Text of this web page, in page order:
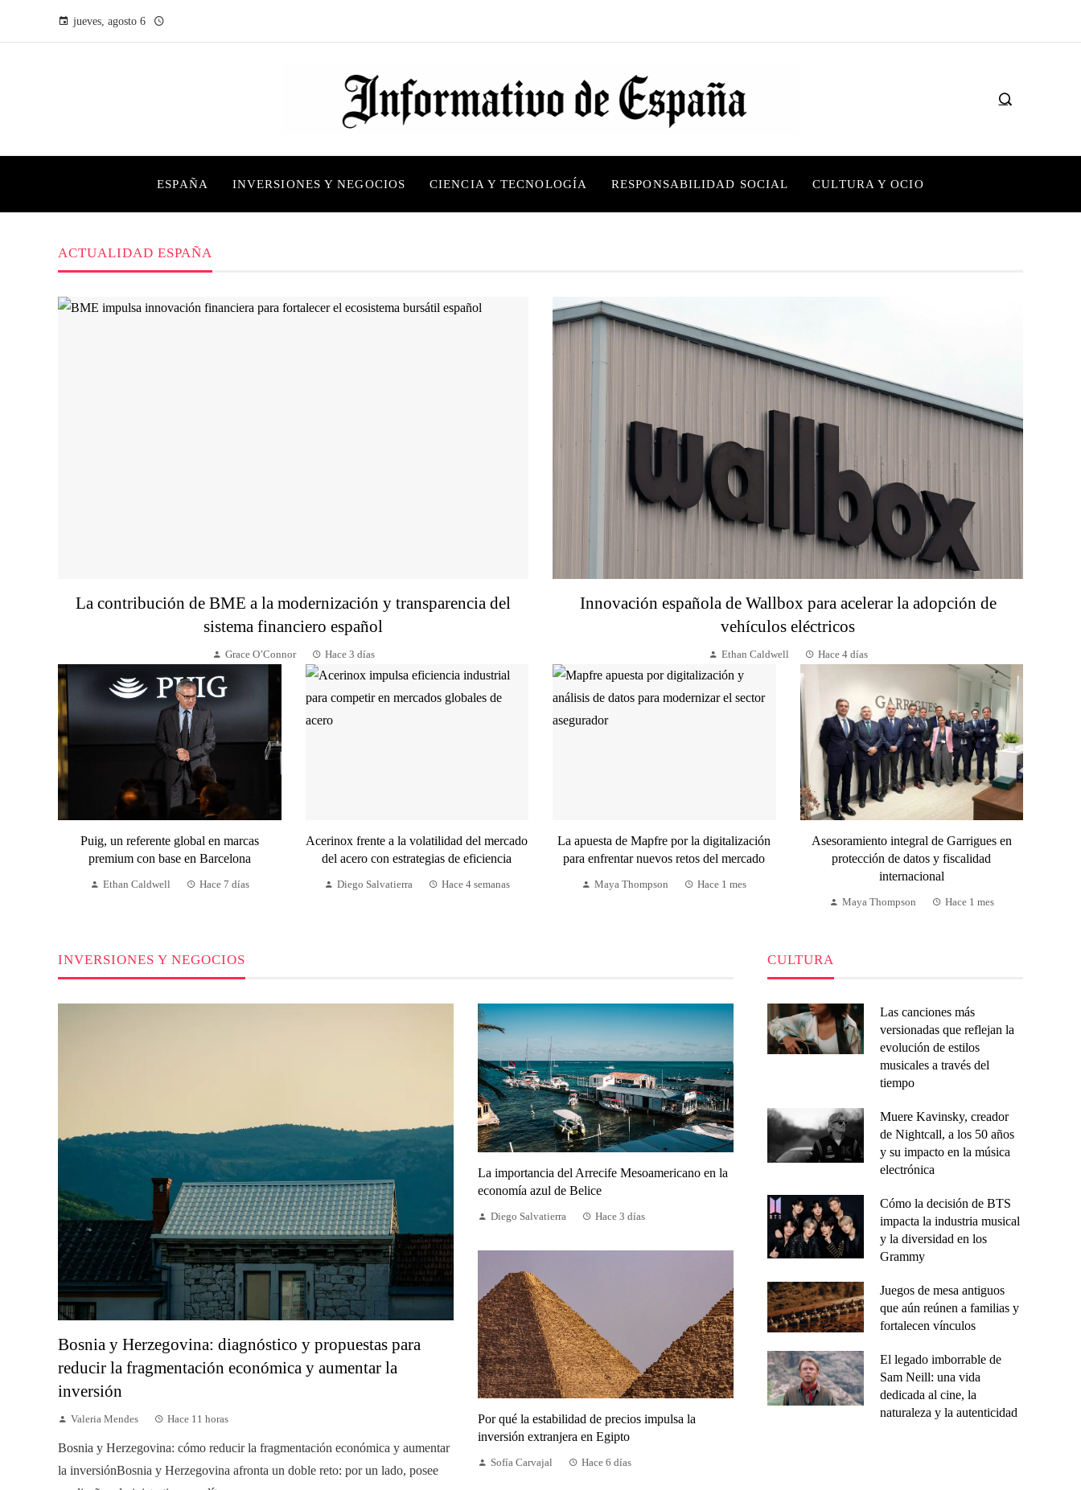
jueves, agosto 6
ESPAÑA INVERSIONES Y NEGOCIOS CIENCIA Y TECNOLOGÍA RESPONSABILIDAD SOCIAL CULTURA Y OCIO
ACTUALIDAD ESPAÑA
La contribución de BME a la modernización y transparencia del
sistema financiero español
Grace O’Connor Hace 3 días
Innovación española de Wallbox para acelerar la adopción de
vehículos eléctricos
Ethan Caldwell Hace 4 días
Puig, un referente global en marcas
premium con base en Barcelona
Ethan Caldwell Hace 7 días
Acerinox frente a la volatilidad del mercado
del acero con estrategias de eficiencia
Diego Salvatierra Hace 4 semanas
La apuesta de Mapfre por la digitalización
para enfrentar nuevos retos del mercado
Maya Thompson Hace 1 mes
Asesoramiento integral de Garrigues en
protección de datos y fiscalidad
internacional
Maya Thompson Hace 1 mes
INVERSIONES Y NEGOCIOS
Bosnia y Herzegovina: diagnóstico y propuestas para
reducir la fragmentación económica y aumentar la
inversión
Valeria Mendes Hace 11 horas
Bosnia y Herzegovina: cómo reducir la fragmentación económica y aumentar
la inversiónBosnia y Herzegovina afronta un doble reto: por un lado, posee
La importancia del Arrecife Mesoamericano en la
economía azul de Belice
Diego Salvatierra Hace 3 días
Por qué la estabilidad de precios impulsa la
inversión extranjera en Egipto
Sofía Carvajal Hace 6 días
CULTURA
Las canciones más
versionadas que reflejan la
evolución de estilos
musicales a través del
tiempo
Muere Kavinsky, creador
de Nightcall, a los 50 años
y su impacto en la música
electrónica
Cómo la decisión de BTS
impacta la industria musical
y la diversidad en los
Grammy
Juegos de mesa antiguos
que aún reúnen a familias y
fortalecen vínculos
El legado imborrable de
Sam Neill: una vida
dedicada al cine, la
naturaleza y la autenticidad